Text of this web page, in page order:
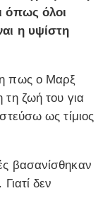
όπως όλοι
η υψίστη
πως ο Μαρξ
τη ζωή του για
ως τίμιος
βασανίσθηκαν
δεν